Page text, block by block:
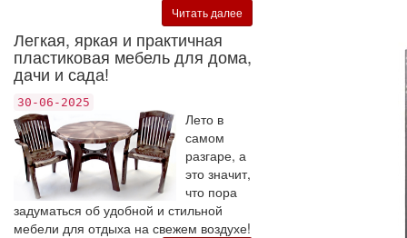
Читать далее
Легкая, яркая и практичная
пластиковая мебель для дома,
дачи и сада!
30-06-2025
Лето в
самом
разгаре, а
это значит,
что пора
задуматься об удобной и стильной
мебели для отдыха на свежем воздухе!